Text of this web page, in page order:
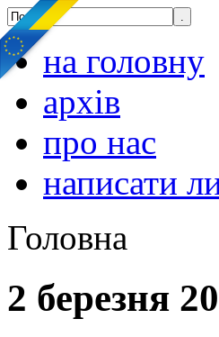
на головну
архів
про нас
написати
Головна
2 березня